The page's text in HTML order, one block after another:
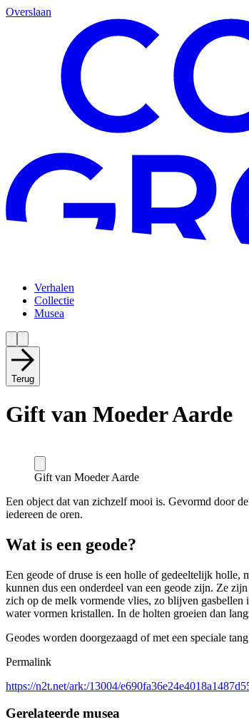
Overslaan
Verhalen
Collectie
Musea
Terug
Gift van Moeder Aarde
Gift van Moeder Aarde
Een object dat van zichzelf mooi is. Gevormd door
iedereen de oren.
Wat is een geode?
Een geode of druse is een holle of gedeeltelijk holle,
kunnen dus een onderdeel van een geode zijn. Ze
zich op de melk vormende vlies, zo blijven gasbellen
water vormen kristallen. In de holten groeien dan
Geodes worden doorgezaagd of met een speciale
Permalink
https://n2t.net/ark:/13004/
Gerelateerde musea